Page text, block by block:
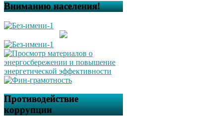
Вниманию населения!
Противодействие
коррупции